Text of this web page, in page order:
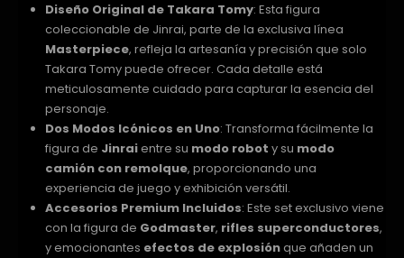
Diseño Original de Takara Tomy: Esta figura
coleccionable de Jinrai, parte de la exclusiva línea
Masterpiece, refleja la artesanía y precisión que solo
Takara Tomy puede ofrecer. Cada detalle está
meticulosamente cuidado para capturar la esencia del
personaje.
Dos Modos Icónicos en Uno: Transforma fácilmente la
figura de Jinraientre su modo robot y su modo
camión con remolque, proporcionando una
experiencia de juego y exhibición versátil.
Accesorios Premium Incluidos: Este set exclusivo viene
con la figura de Godmaster, rifles superconductores,
y emocionantes efectos de explosiónque añaden un